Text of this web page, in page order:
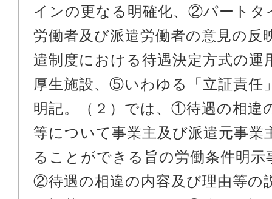
インの更なる明確化、②パートタ
労働者及び派遣労働者の意見の
遣制度における待遇決定方式の
厚生施設、⑤いわゆる「立証責
明記。（２）では、①待遇の相違
等について事業主及び派遣元事業
ることができる旨の労働条件明示
②待遇の相違の内容及び理由等